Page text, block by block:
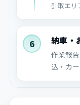
引取エリ
6 納車・
作業報
込・カ